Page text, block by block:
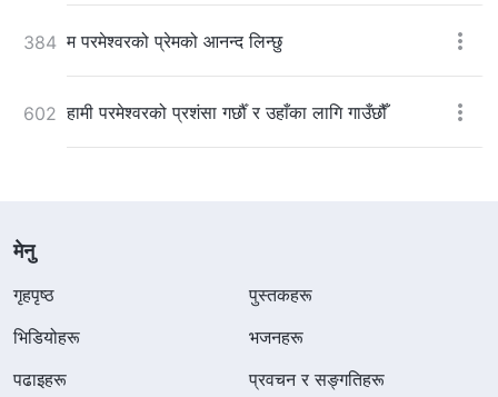
384 म परमेश्‍वरको प्रेमको आनन्द लिन्छु
602 हामी परमेश्‍वरको प्रशंसा गर्छौँ र उहाँका लागि गाउँछौँ
मेनु
गृहपृष्ठ
पुस्तकहरू
भिडियोहरू
भजनहरू
पढाइहरू
प्रवचन र सङ्गतिहरू